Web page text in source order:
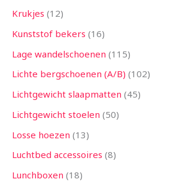
Krukjes 12
Kunststof bekers 16
Lage wandelschoenen 115
Lichte bergschoenen (A/B) 102
Lichtgewicht slaapmatten 45
Lichtgewicht stoelen 50
Losse hoezen 13
Luchtbed accessoires 8
Lunchboxen 18